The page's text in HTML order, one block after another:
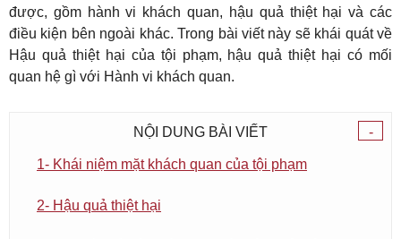
được, gồm hành vi khách quan, hậu quả thiệt hại và các
điều kiện bên ngoài khác. Trong bài viết này sẽ khái quát về
Hậu quả thiệt hại của tội phạm, hậu quả thiệt hại có mối
quan hệ gì với Hành vi khách quan.
-
NỘI DUNG BÀI VIẾT
1- Khái niệm mặt khách quan của tội phạm
2- Hậu quả thiệt hại